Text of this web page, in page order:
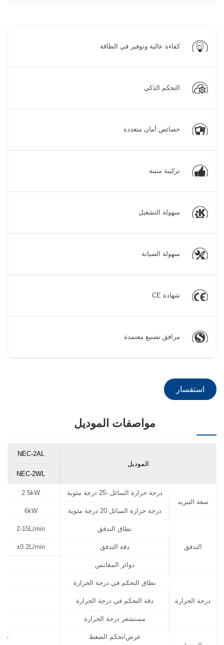
كفاءة عالية وتوفير في الطاقة
التحكم الذكي
خصائص أمان متعددة
تركيبة متينة
سهولة التشغيل
سهولة الصيانة
شهادة CE
مرافق تصنيع معتمدة
استفسار
مواصفات الموديل
الموديل
NEC-2AL
NEC-2WL
سعة التبريد
درجة حرارة السائل -25 درجة مئوية 2.5kW
درجة حرارة السائل 20 درجة مئوية 6kW
التدفق
نطاق التدفق 2-15L/min
دقة التدفق ±0.2L/min
دوائر المقابس
درجة الحرارة
نطاق التحكم في درجة الحرارة
دقة التحكم في درجة الحرارة
مستشعر درجة الحرارة
عرض/تحكم الضغط